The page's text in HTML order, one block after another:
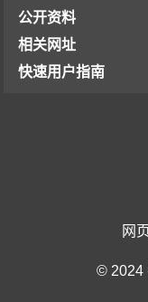
公开资料
相关网址
快速用户指南
网
© 2024